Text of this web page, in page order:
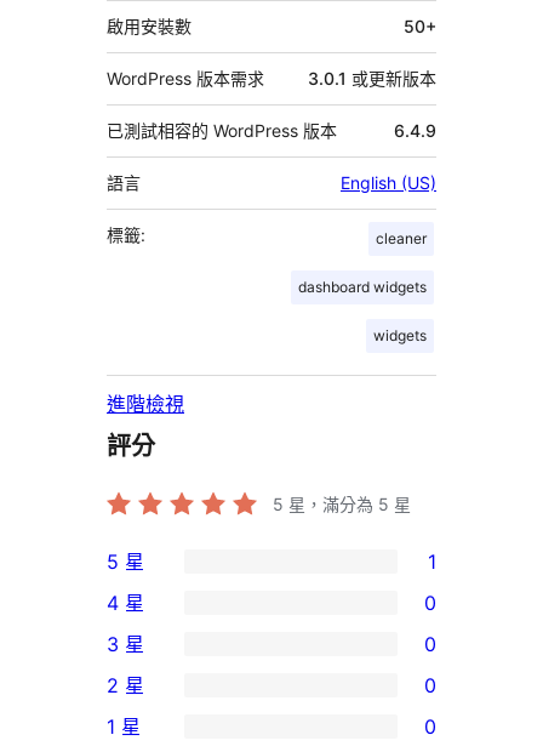
料
啟用安裝數 50+
WordPress 版本需求 3.0.1 或更新版本
已測試相容的 WordPress 版本 6.4.9
語言 English (US)
標籤: cleaner
dashboard widgets
widgets
進階檢視
評分
5 星，滿分為 5 星
1
個
5
星
使
5 星 1
個
4
星
4 星 0
0
個
3
3 星 0
個
2 星 0
1 星 0